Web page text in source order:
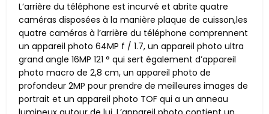
L’arrière du téléphone est incurvé et abrite quatre
caméras disposées à la manière plaque de cuisson,les
quatre caméras à l’arrière du téléphone comprennent
un appareil photo 64MP f / 1.7, un appareil photo ultra
grand angle 16MP 121 ° qui sert également d’appareil
photo macro de 2,8 cm, un appareil photo de
profondeur 2MP pour prendre de meilleures images de
portrait et un appareil photo TOF qui a un anneau